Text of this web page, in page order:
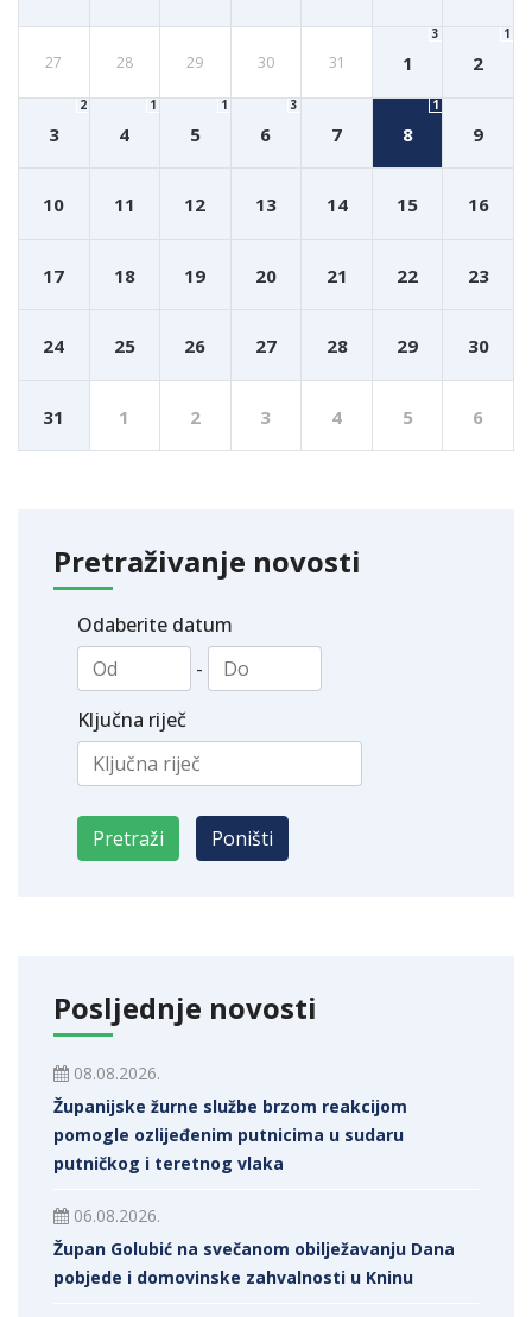
27 28 29 30 31 1
3
2
1
3
2
4
1
5
1
6
3
7 8
1
9
10 11 12 13 14 15 16
17 18 19 20 21 22 23
24 25 26 27 28 29 30
31 1 2 3 4 5 6
Pretraživanje novosti
Odaberite datum
-
Ključna riječ
Posljednje novosti
08.08.2026.
Županijske žurne službe brzom reakcijom
pomogle ozlijeđenim putnicima u sudaru
putničkog i teretnog vlaka
06.08.2026.
Župan Golubić na svečanom obilježavanju Dana
pobjede i domovinske zahvalnosti u Kninu